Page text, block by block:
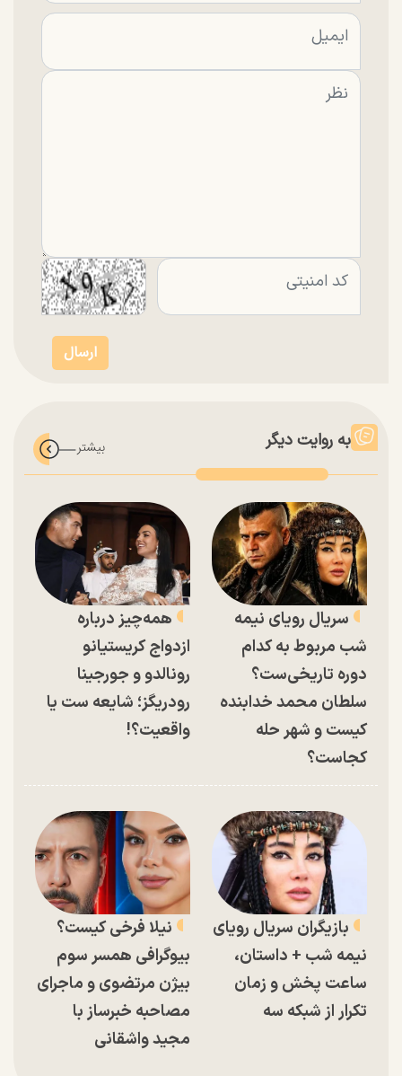
به روایت دیگر
سریال رویای نیمه
شب مربوط به کدام
دوره تاریخی‌ست؟
سلطان محمد خدابنده
کیست و شهر حله
کجاست؟
همه‌چیز درباره
ازدواج کریستیانو
رونالدو و جورجینا
رودریگز؛ شایعه ست یا
واقعیت؟!
بازیگران سریال رویای
نیمه شب + داستان،
ساعت پخش و زمان
تکرار از شبکه سه
نیلا فرخی کیست؟
بیوگرافی همسر سوم
بیژن مرتضوی و ماجرای
مصاحبه خبرساز با
مجید واشقانی